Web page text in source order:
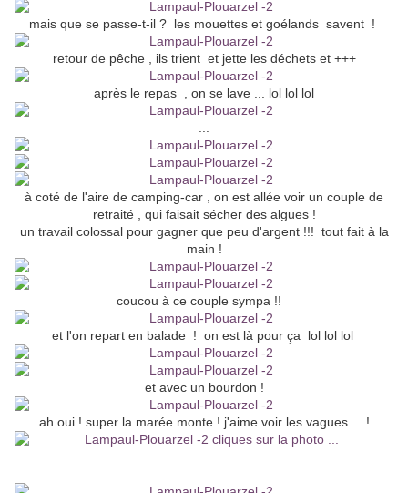
mais que se passe-t-il ? les mouettes et goélands savent !
retour de pêche , ils trient et jette les déchets et +++
après le repas , on se lave ... lol lol lol
à coté de l'aire de camping-car , on est allée voir un couple de
retraité , qui faisait sécher des algues !
un travail colossal pour gagner que peu d'argent !!! tout fait à la
main !
coucou à ce couple sympa !!
et l'on repart en balade ! on est là pour ça lol lol lol
et avec un bourdon !
ah oui ! super la marée monte ! j'aime voir les vagues ... !